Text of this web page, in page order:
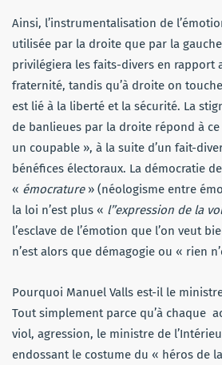
Ainsi, l’instrumentalisation de
utilisée par la droite que par la
privilégiera les faits-divers en rapport
fraternité, tandis qu’à droite on
est lié à la liberté et la sécurité. La
de banlieues par la droite répond à
un coupable », à la suite d’un fait-
bénéfices électoraux. La démocratie
« émocrature» (néologisme entre
la loi n’est plus « l’’expression de la
l’esclave de l’émotion que l’on veut
n’est alors que démagogie ou « rien
Pourquoi Manuel Valls est-il le
Tout simplement parce qu’à chaque
viol, agression, le ministre de
endossant le costume du « héros de